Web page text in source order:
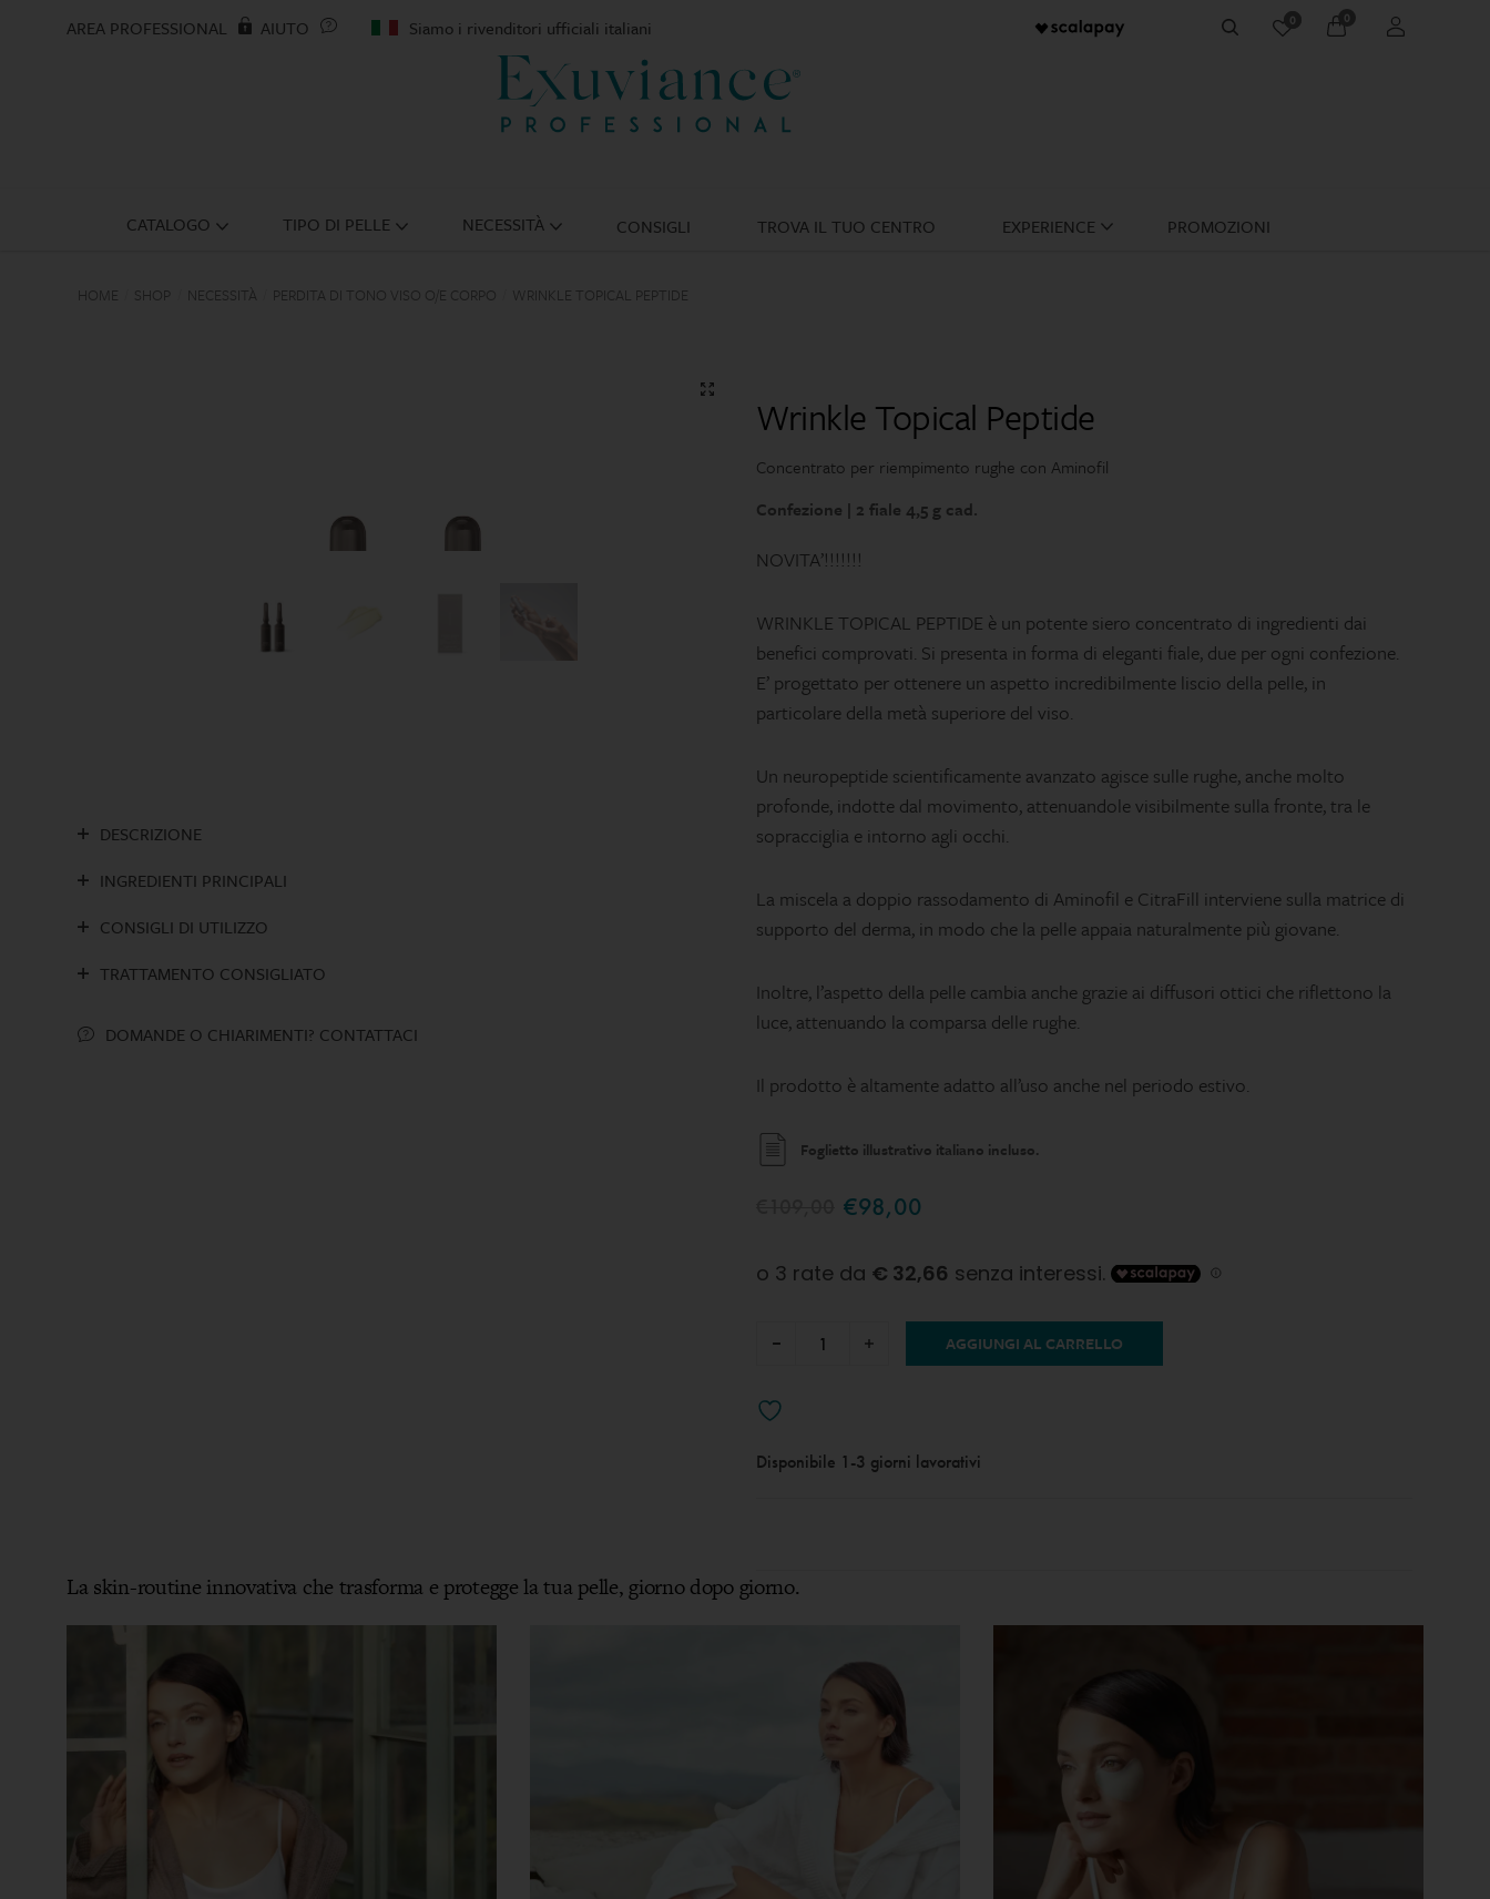
AREA PROFESSIONAL AIUTO Siamo i rivenditori ufficiali italiani Cerca
0 0 account
CATALOGO TIPO DI PELLE NECESSITÀ CONSIGLI TROVA IL TUO CENTRO EXPERIENCE PROMOZIONI
HOME SHOP NECESSITÀ PERDITA DI TONO VISO O/E CORPO WRINKLE TOPICAL PEPTIDE
🔍
Wrinkle Topical Peptide
Concentrato per riempimento rughe con Aminofil
Confezione | 2 fiale 4,5 g cad.
NOVITA’!!!!!!!
WRINKLE TOPICAL PEPTIDE è un potente siero concentrato di ingredienti dai
benefici comprovati. Si presenta in forma di eleganti fiale, due per ogni confezione.
E’ progettato per ottenere un aspetto incredibilmente liscio della pelle, in
particolare della metà superiore del viso.
Un neuropeptide scientificamente avanzato agisce sulle rughe, anche molto
profonde, indotte dal movimento, attenuandole visibilmente sulla fronte, tra le
sopracciglia e intorno agli occhi.
La miscela a doppio rassodamento di Aminofil e CitraFill interviene sulla matrice di
supporto del derma, in modo che la pelle appaia naturalmente più giovane.
Inoltre, l’aspetto della pelle cambia anche grazie ai diffusori ottici che riflettono la
luce, attenuando la comparsa delle rughe.
Il prodotto è altamente adatto all’uso anche nel periodo estivo.
Foglietto illustrativo italiano incluso.
€98,00
AGGIUNGI AL CARRELLO
Disponibile 1-3 giorni lavorativi
DESCRIZIONE
INGREDIENTI PRINCIPALI
CONSIGLI DI UTILIZZO
TRATTAMENTO CONSIGLIATO
DOMANDE O CHIARIMENTI? CONTATTACI
La skin-routine innovativa che trasforma e protegge la tua pelle, giorno dopo giorno.